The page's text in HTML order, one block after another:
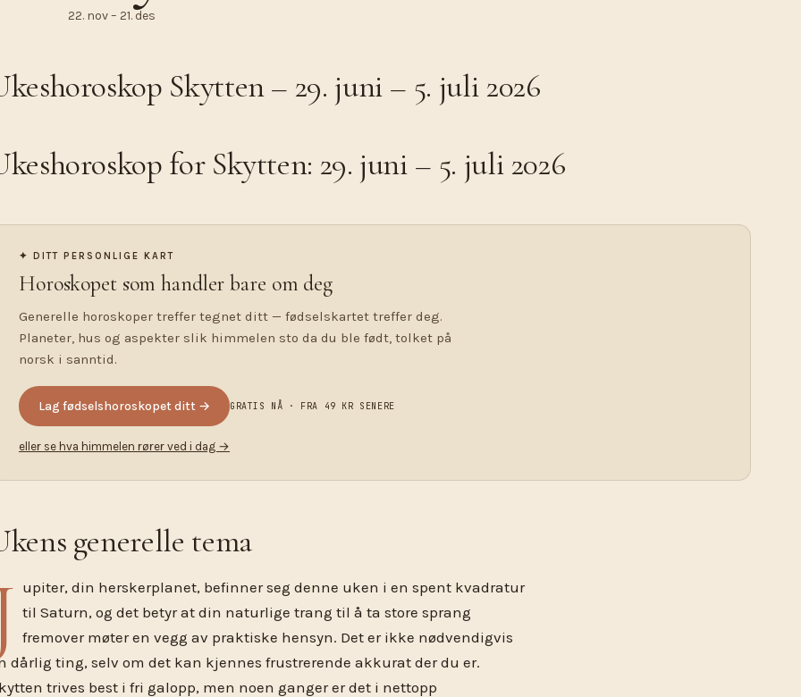
22. nov – 21. des
Skytten – 29. juni – 5. juli 2026
for Skytten: 29. juni – 5. juli 2026
✦ DITT PERSONLIGE KART
Horoskopet som handler bare om deg
Generelle horoskoper treffer tegnet ditt — fødselskartet treffer deg.
Planeter, hus og aspekter slik himmelen sto da du ble født, tolket på
norsk i sanntid.
Lag fødselshoroskopet ditt → GRATIS NÅ · FRA 49 KR SENERE
eller se hva himmelen rører ved i dag →
generelle tema
upiter, din herskerplanet, befinner seg denne uken i en spent kvadratur
til Saturn, og det betyr at din naturlige trang til å ta store sprang
fremover møter en vegg av praktiske hensyn. Det er ikke nødvendigvis
dårlig ting, selv om det kan kjennes frustrerende akkurat der du er.
trives best i fri galopp, men noen ganger er det i nettopp